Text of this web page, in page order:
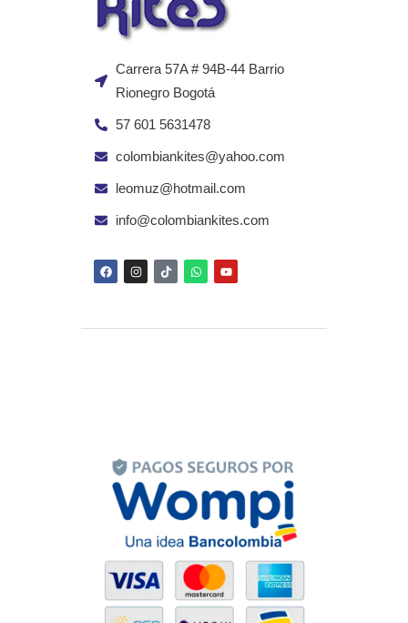
Carrera 57A # 94B-44 Barrio
Rionegro Bogotá
57 601 5631478
colombiankites@yahoo.com
leomuz@hotmail.com
info@colombiankites.com